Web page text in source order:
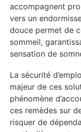
accompagnent
vers un
douce permet de
sommeil,
sensation de
La sécurité
majeur de ces
phénomène
ces remèdes sur
risquer de